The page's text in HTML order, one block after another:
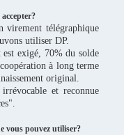
virement télégraphique
utiliser DP.
exigé, 70% du solde
à long terme
original.
et reconnue
vous pouvez utiliser?